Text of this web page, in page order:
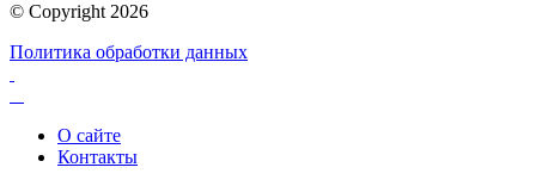
© Copyright 2026
Политика обработки данных
О сайте
Контакты